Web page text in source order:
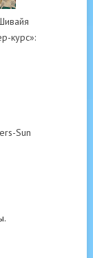
курс»:
Sun